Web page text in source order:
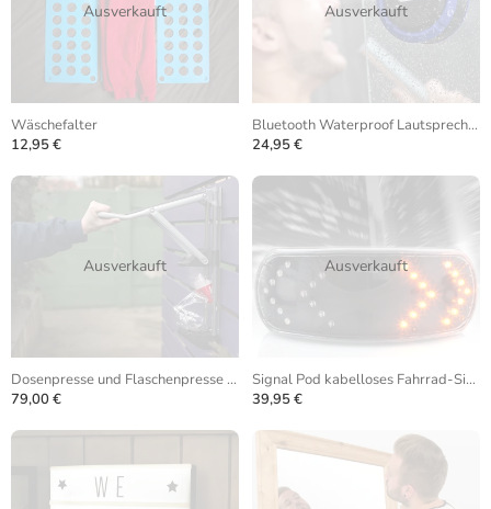
Ausverkauft
Wäschefalter
12,95 €
Ausverkauft
Bluetooth Waterproof Lautsprecher
24,95 €
Ausverkauft
Dosenpresse und Flaschenpresse Deluxe
79,00 €
Ausverkauft
Signal Pod kabelloses Fahrrad-Signalsystem
39,95 €